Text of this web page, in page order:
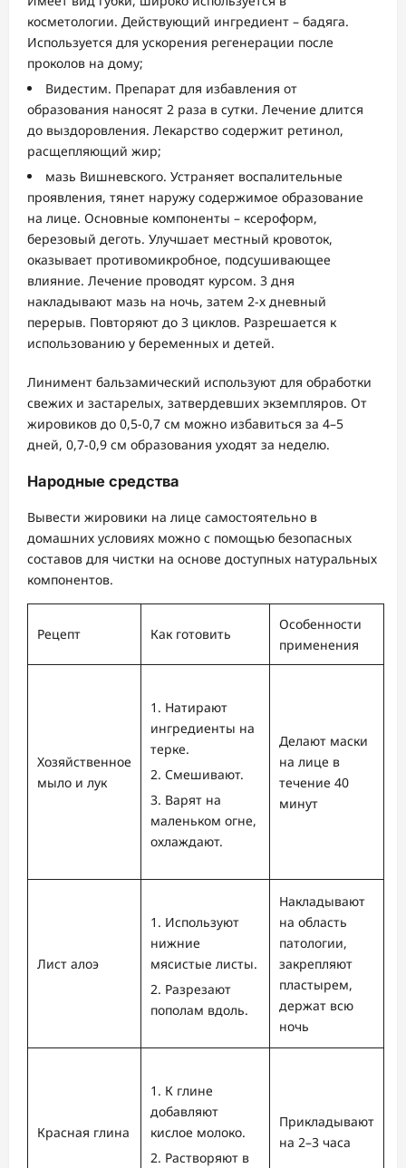
косметологии. Действующий ингредиент – бадяга.
Используется для ускорения регенерации после
проколов на дому;
Видестим. Препарат для избавления от
образования наносят 2 раза в сутки. Лечение длится
до выздоровления. Лекарство содержит ретинол,
расщепляющий жир;
мазь Вишневского. Устраняет воспалительные
проявления, тянет наружу содержимое образование
на лице. Основные компоненты – ксероформ,
березовый деготь. Улучшает местный кровоток,
оказывает противомикробное, подсушивающее
влияние. Лечение проводят курсом. 3 дня
накладывают мазь на ночь, затем 2-х дневный
перерыв. Повторяют до 3 циклов. Разрешается к
использованию у беременных и детей.
Линимент бальзамический используют для обработки
свежих и застарелых, затвердевших экземпляров. От
жировиков до 0,5-0,7 см можно избавиться за 4–5
дней, 0,7-0,9 см образования уходят за неделю.
Народные средства
Вывести жировики на лице самостоятельно в
домашних условиях можно с помощью безопасных
составов для чистки на основе доступных натуральных
компонентов.
Рецепт Как готовить
Особенности
применения
Хозяйственное
мыло и лук
Натирают
ингредиенты на
терке.
Смешивают.
Варят на
маленьком огне,
охлаждают.
Делают маски
на лице в
течение 40
минут
Лист алоэ
Используют
нижние
мясистые листы.
Разрезают
пополам вдоль.
Накладывают
на область
патологии,
закрепляют
пластырем,
держат всю
ночь
Красная глина
К глине
добавляют
кислое молоко.
Растворяют в
Прикладывают
на 2–3 часа